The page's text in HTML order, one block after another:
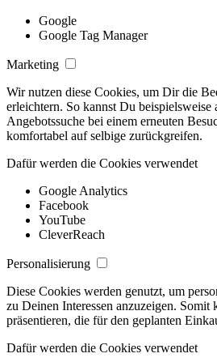
Google
Google Tag Manager
Marketing
Wir nutzen diese Cookies, um Dir die
erleichtern. So kannst Du beispielsweise
Angebotssuche bei einem erneuten
komfortabel auf selbige zurückgreifen.
Dafür werden die Cookies verwendet
Google Analytics
Facebook
YouTube
CleverReach
Personalisierung
Diese Cookies werden genutzt, um
zu Deinen Interessen anzuzeigen.
präsentieren, die für den geplanten
Dafür werden die Cookies verwendet